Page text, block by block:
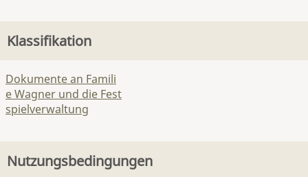
Klassifikation
Dokumente an Famili
e Wagner und die Fest
spielverwaltung
Nutzungsbedingungen